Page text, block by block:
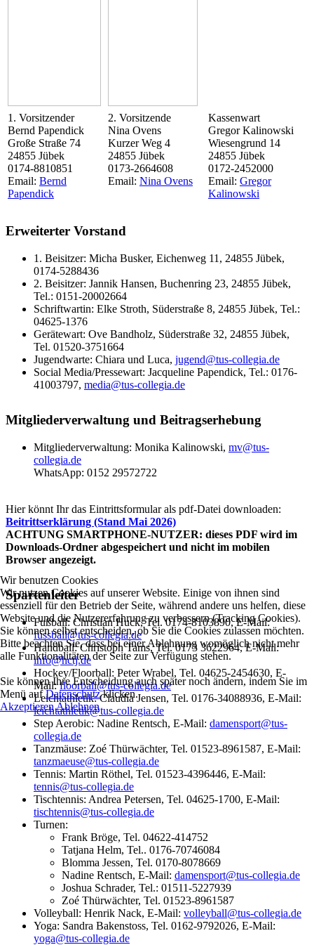
1. Vorsitzender
Bernd Papendick
Große Straße 74
24855 Jübek
0174-8810851
Email: Bernd
Papendick
2. Vorsitzende
Nina Ovens
Kurzer Weg 4
24855 Jübek
0173-2664608
Email: Nina Ovens
Kassenwart
Gregor Kalinowski
Wiesengrund 14
24855 Jübek
0172-2452000
Email: Gregor
Kalinowski
Erweiterter Vorstand
1. Beisitzer: Micha Busker, Eichenweg 11, 24855 Jübek,
0174-5288436
2. Beisitzer: Jannik Hansen, Buchenring 23, 24855 Jübek,
Tel.: 0151-20002664
Schriftwartin: Elke Stroth, Süderstraße 8, 24855 Jübek, Tel.:
04625-1376
Gerätewart: Ove Bandholz, Süderstraße 32, 24855 Jübek,
Tel. 01520-3751664
Jugendwarte: Chiara und Luca, jugend@tus-collegia.de
Social Media/Pressewart: Jacqueline Papendick, Tel.: 0176-
41003797, media@tus-collegia.de
Mitgliederverwaltung und Beitragserhebung
Mitgliederverwaltung: Monika Kalinowski, mv@tus-
collegia.de
WhatsApp: 0152 29572722‬
Hier könnt Ihr das Eintrittsformular als pdf-Datei downloaden:
Beitrittserklärung (Stand Mai 2026)
ACHTUNG SMARTPHONE-NUTZER: dieses PDF wird im
Downloads-Ordner abgespeichert und nicht im mobilen
Browser angezeigt.
Spartenleiter
Fußball: Christian Huck, Tel. 0174-8103890, E-Mail:
fussball@tus-collegia.de
Handball: Christoph Tams, Tel. 0173 3622964, E-Mail:
info@hctj.de
Hockey/Floorball: Peter Wrabel, Tel. 04625-2454630‬, E-
Mail:floorball@tus-collegia.de
Leichtathletik: Claudia Jensen, Tel. 0176-34088936, E-Mail:
leichtathletik@tus-collegia.de
Step Aerobic: Nadine Rentsch, E-Mail: damensport@tus-
collegia.de
Tanzmäuse: Zoé Thürwächter, Tel. 01523-8961587‬, E-Mail:
tanzmaeuse@tus-collegia.de
Tennis: Martin Röthel, Tel. 01523-4396446, E-Mail:
tennis@tus-collegia.de
Tischtennis: Andrea Petersen, Tel. 04625-1700, E-Mail:
tischtennis@tus-collegia.de
Turnen:
Frank Bröge, Tel. 04622-414752
Tatjana Helm, Tel.. 0176-70746084
Blomma Jessen, Tel. ‭0170-8078669‬
Nadine Rentsch, E-Mail: damensport@tus-collegia.de
Joshua Schrader, Tel.: 01511-5227939
Zoé Thürwächter, Tel. 01523-8961587
Volleyball: Henrik Nack, E-Mail: volleyball@tus-collegia.de
Yoga: Sandra Bakenstoss, Tel. 0162-9792026, E-Mail:
yoga@tus-collegia.de
Wir benutzen Cookies
Wir nutzen Cookies auf unserer Website. Einige von ihnen sind
essenziell für den Betrieb der Seite, während andere uns helfen, diese
Website und die Nutzererfahrung zu verbessern (Tracking Cookies).
Sie können selbst entscheiden, ob Sie die Cookies zulassen möchten.
Bitte beachten Sie, dass bei einer Ablehnung womöglich nicht mehr
alle Funktionalitäten der Seite zur Verfügung stehen.
Sie können Ihre Entscheidung auch später noch ändern, indem Sie im
Menü aufDatenschutzklicken.
AkzeptierenAblehnen